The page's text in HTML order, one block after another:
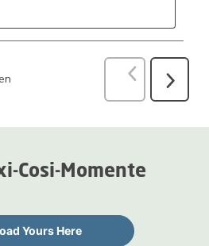
Cosi-Momente
Yours Here
VorherigeWeiter